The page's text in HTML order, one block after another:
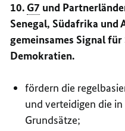
10. G7 und
Senegal, Südafrika und
gemeinsames Signal
Demokratien.
fördern die
und verteidigen die
Grundsätze;